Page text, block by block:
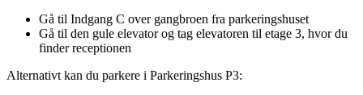
Gå til Indgang C over gangbroen fra parkeringshuset
Gå til den gule elevator og tag elevatoren til etage 3, hvor du
finder receptionen
Alternativt kan du parkere i Parkeringshus P3: